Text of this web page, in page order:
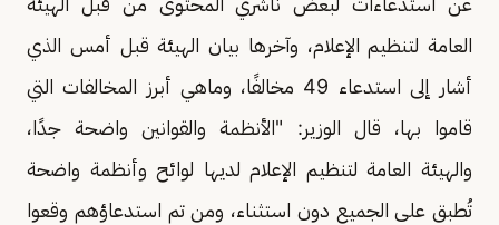
العامة لتنظيم الإعلام، وآخرها بيان الهيئة قبل أمس الذي
أشار إلى استدعاء 49 مخالفًا، وماهي أبرز المخالفات التي
قاموا بها، قال الوزير: "الأنظمة والقوانين واضحة جدًا،
والهيئة العامة لتنظيم الإعلام لديها لوائح وأنظمة واضحة
تُطبق على الجميع دون استثناء، ومن تم استدعاؤهم وقعوا